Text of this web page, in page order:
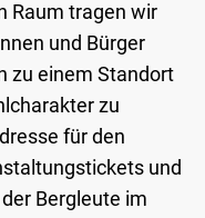
Raum tragen wir
und Bürger
zu einem Standort
zu
für den
und
Bergleute im